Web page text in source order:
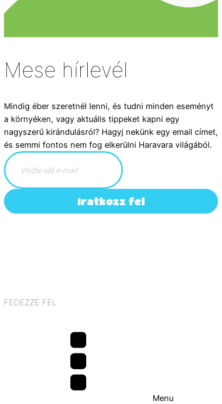
Mese hírlevél
Mindig éber szeretnél lenni, és tudni minden eseményt
a környéken, vagy aktuális tippeket kapni egy
nagyszerű kirándulásról? Hagyj nekünk egy email címet,
és semmi fontos nem fog elkerülni Haravara világából.
Iratkozz fel
FEDEZZE FEL
Menu